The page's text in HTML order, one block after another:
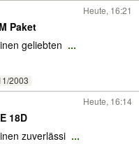
Heute, 16:21
Paket
geliebten ...
2003
Heute, 16:14
18D
zuverlässi ...